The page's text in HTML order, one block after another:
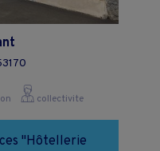
collectivite
"Hôtellerie